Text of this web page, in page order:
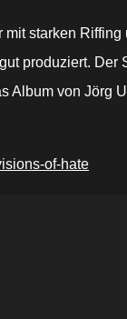
starken
produziert.
von
of-hate